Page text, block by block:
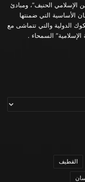
الإسلامي الحنيف”، ومبادئ
الأساسية التي ضمنتها
الدولية والتي تتماشى مع
الإسلامية” السمحاء .
القطيف